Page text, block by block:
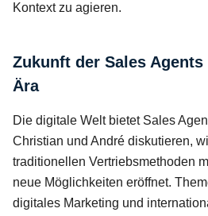
Kontext zu agieren.
Zukunft der Sales
Ära
Die digitale Welt bietet Sales
Christian und André diskutieren,
traditionellen Vertriebsmethoden
neue Möglichkeiten eröffnet.
digitales Marketing und